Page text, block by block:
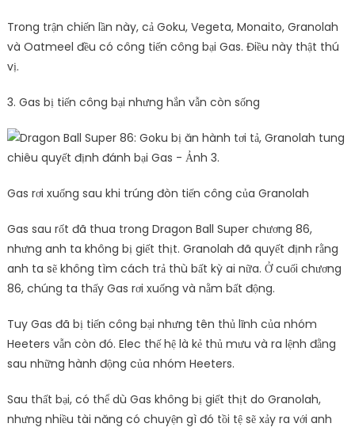
Trong trận chiến lần này, cả Goku, Vegeta, Monaito, Granolah
và Oatmeel đều có công tiến công bại Gas. Điều này thật thú
vị.
3. Gas bị tiến công bại nhưng hắn vẫn còn sống
Gas rơi xuống sau khi trúng đòn tiến công của Granolah
Gas sau rốt đã thua trong Dragon Ball Super chương 86,
nhưng anh ta không bị giết thịt. Granolah đã quyết định rằng
anh ta sẽ không tìm cách trả thù bất kỳ ai nữa. Ở cuối chương
86, chúng ta thấy Gas rơi xuống và nằm bất động.
Tuy Gas đã bị tiến công bại nhưng tên thủ lĩnh của nhóm
Heeters vẫn còn đó. Elec thế hệ là kẻ thủ mưu và ra lệnh đằng
sau những hành động của nhóm Heeters.
Sau thất bại, có thể dù Gas không bị giết thịt do Granolah,
nhưng nhiều tài năng có chuyện gì đó tồi tệ sẽ xảy ra với anh